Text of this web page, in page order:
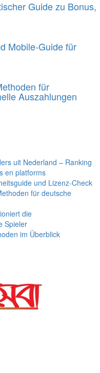
Guide zu Bonus,
Mobile-Guide für
für
Auszahlungen
uit Nederland – Ranking
en platforms
und Lizenz‑Check
für deutsche
die
Spieler
im Überblick